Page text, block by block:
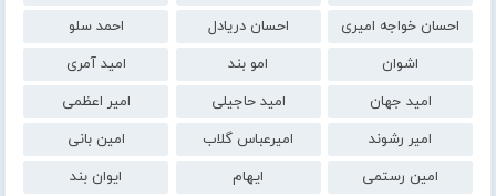
احسان خواجه امیری
احسان دریادل
احمد سلو
اشوان
امو بند
امید آمری
امید جهان
امید حاجیلی
امیر اعظمی
امیر رشوند
امیرعباس گلاب
امین بانی
امین رستمی
ایهام
ایوان بند